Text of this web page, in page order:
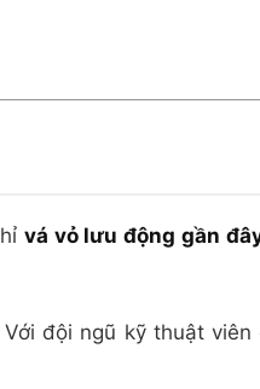
vá vỏ lưu động gần
Với đội ngũ kỹ thuật